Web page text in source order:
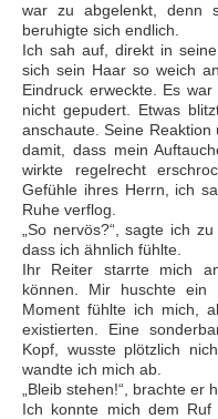
war zu abgelenkt, denn
beruhigte sich endlich.
Ich sah auf, direkt in
sich sein Haar so weich
Eindruck erweckte. Es
nicht gepudert. Etwas
anschaute. Seine
damit, dass mein
wirkte regelrecht
Gefühle ihres Herrn, ich
Ruhe verflog.
„So nervös?“, sagte ich
dass ich ähnlich fühlte.
Ihr Reiter starrte mich
können. Mir huschte ein
Moment fühlte ich mich,
existierten. Eine
Kopf, wusste plötzlich
wandte ich mich ab.
„Bleib stehen!“, brachte er
Ich konnte mich dem Ruf